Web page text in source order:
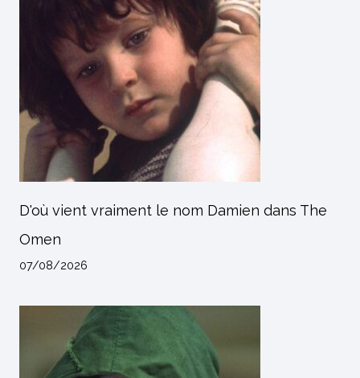
D'où vient vraiment le nom Damien dans The
Omen
07/08/2026